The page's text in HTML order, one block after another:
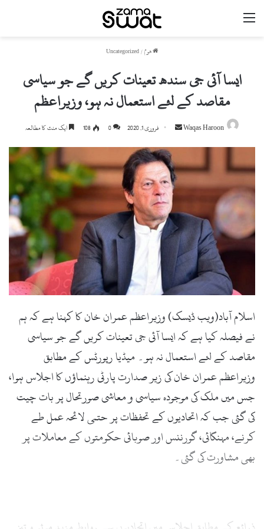
ھوم/
Uncategorized
ایسا آئی جی سندھ تعینات کریں گے جو سیاسی
مقاصد کے لئے استعمال نہ ہو، وزیراعظم
Waqas Haroon
d
a
n
e
m
l
فروری 1, 2020 0
108 ایک منٹ کا مطالعہ
اسلام آباد(ویب ڈیسک) وزیراعظم عمران خان کا کہنا ہے کہ ہم
نے فیصلہ کیا ہے کہ ایسا آئی جی تعینات کریں گے جو سیاسی
مقاصد کے لئے استعمال نہ ہو۔ میڈیا رپورٹس کے مطابق
وزیراعظم عمران خان کی زیر صدارت پارٹی رہنماؤں کا اجلاس ہوا،
جس میں ملک کی موجودہ سیاسی و معاشی صورتحال پر بات چیت
کی گئی جب کہ اتحادیوں کے تحفظات پر حتمی لائحہ عمل طے
کرنے، مہنگائی، گورننس اور صوبائی حکومتوں کے معاملات پر
بھی مشاورت کی گئی۔